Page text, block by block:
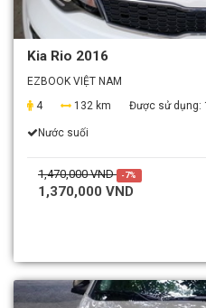
Kia Rio 2016
EZBOOK VIỆT NAM
4
132 km Được sử dụng:
Nước suối
1,470,000 VND -7%
1,370,000 VND